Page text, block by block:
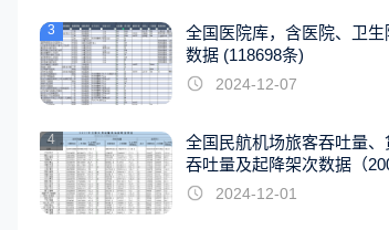
3
全国医院库，含医院、卫生
数据 (118698条)
2024-12-07
4
全国民航机场旅客吞吐量、
吞吐量及起降架次数据（
22年）2024-12-01